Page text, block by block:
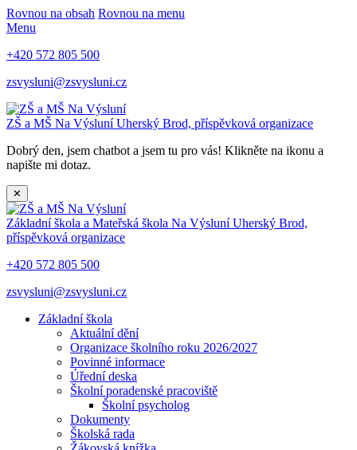
Rovnou na obsah Rovnou na menu
Menu
+420 572 805 500
zsvysluni@zsvysluni.cz
ZŠ a MŠ Na VýsluníUherský Brod, příspěvková organizace
Dobrý den, jsem chatbot a jsem tu pro vás! Klikněte na ikonu a
napište mi dotaz.
✕
Základní škola a Mateřská škola Na VýsluníUherský Brod,
příspěvková organizace
+420 572 805 500
zsvysluni@zsvysluni.cz
Základní škola
Aktuální dění
Organizace školního roku 2026/2027
Povinné informace
Úřední deska
Školní poradenské pracoviště
Školní psycholog
Dokumenty
Školská rada